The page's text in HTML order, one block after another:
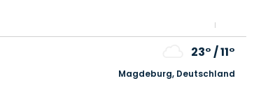
23°/11°
Magdeburg, Deutschland